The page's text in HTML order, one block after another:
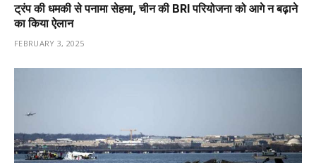
ट्रंप की धमकी से पनामा सेहमा, चीन की BRI परियोजना को आगे न बढ़ाने
का किया ऐलान
FEBRUARY 3, 2025